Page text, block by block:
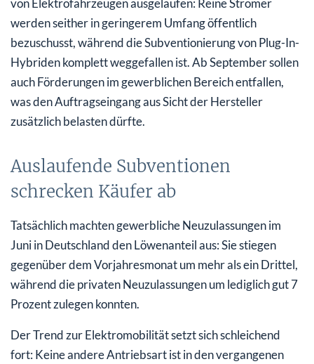
von Elektrofahrzeugen ausgelaufen: Reine Stromer
werden seither in geringerem Umfang öffentlich
bezuschusst, während die Subventionierung von Plug-In-
Hybriden komplett weggefallen ist. Ab September sollen
auch Förderungen im gewerblichen Bereich entfallen,
was den Auftragseingang aus Sicht der Hersteller
zusätzlich belasten dürfte.
Auslaufende Subventionen
schrecken Käufer ab
Tatsächlich machten gewerbliche Neuzulassungen im
Juni in Deutschland den Löwenanteil aus: Sie stiegen
gegenüber dem Vorjahresmonat um mehr als ein Drittel,
während die privaten Neuzulassungen um lediglich gut 7
Prozent zulegen konnten.
Der Trend zur Elektromobilität setzt sich schleichend
fort: Keine andere Antriebsart ist in den vergangenen